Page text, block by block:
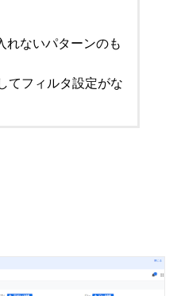
れないパターンのも
てフィルタ設定がな